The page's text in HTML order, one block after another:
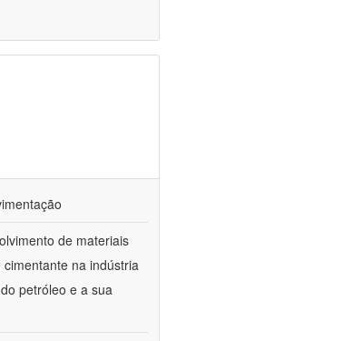
de materiais
na indústria
petróleo e a sua